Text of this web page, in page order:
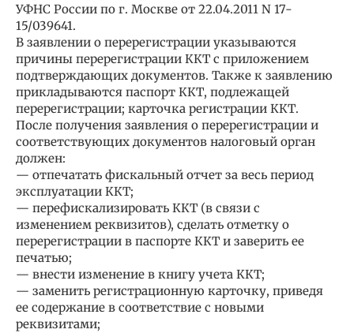
УФНС России по г. Москве от 22.04.2011 N 17-
15/039641.
В заявлении о перерегистрации указываются
причины перерегистрации ККТ с приложением
подтверждающих документов. Также к заявлению
прикладываются паспорт ККТ, подлежащей
перерегистрации; карточка регистрации ККТ.
После получения заявления о перерегистрации и
соответствующих документов налоговый орган
должен:
— отпечатать фискальный отчет за весь период
эксплуатации ККТ;
— перефискализировать ККТ (в связи с
изменением реквизитов), сделать отметку о
перерегистрации в паспорте ККТ и заверить ее
печатью;
— внести изменение в книгу учета ККТ;
— заменить регистрационную карточку, приведя
ее содержание в соответствие с новыми
реквизитами;